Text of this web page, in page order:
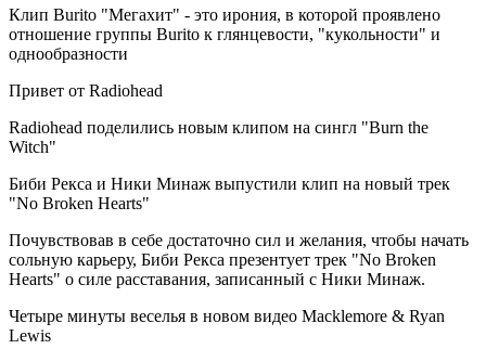
Клип Burito "Мегахит" - это ирония, в которой проявлено
отношение группы Burito к глянцевости, "кукольности" и
однообразности
Привет от Radiohead
Radiohead поделились новым клипом на сингл "Burn the
Witch"
Биби Рекса и Ники Минаж выпустили клип на новый трек
"No Broken Hearts"
Почувствовав в себе достаточно сил и желания, чтобы начать
сольную карьеру, Биби Рекса презентует трек "No Broken
Hearts" о силе расставания, записанный с Ники Минаж.
Четыре минуты веселья в новом видео Macklemore & Ryan
Lewis